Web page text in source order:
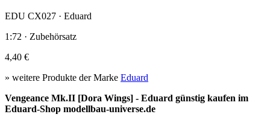
EDU CX027 · Eduard
1:72 · Zubehörsatz
4,40 €
» weitere Produkte der Marke Eduard
Vengeance Mk.II [Dora Wings] - Eduard günstig kaufen im
Eduard-Shop modellbau-universe.de